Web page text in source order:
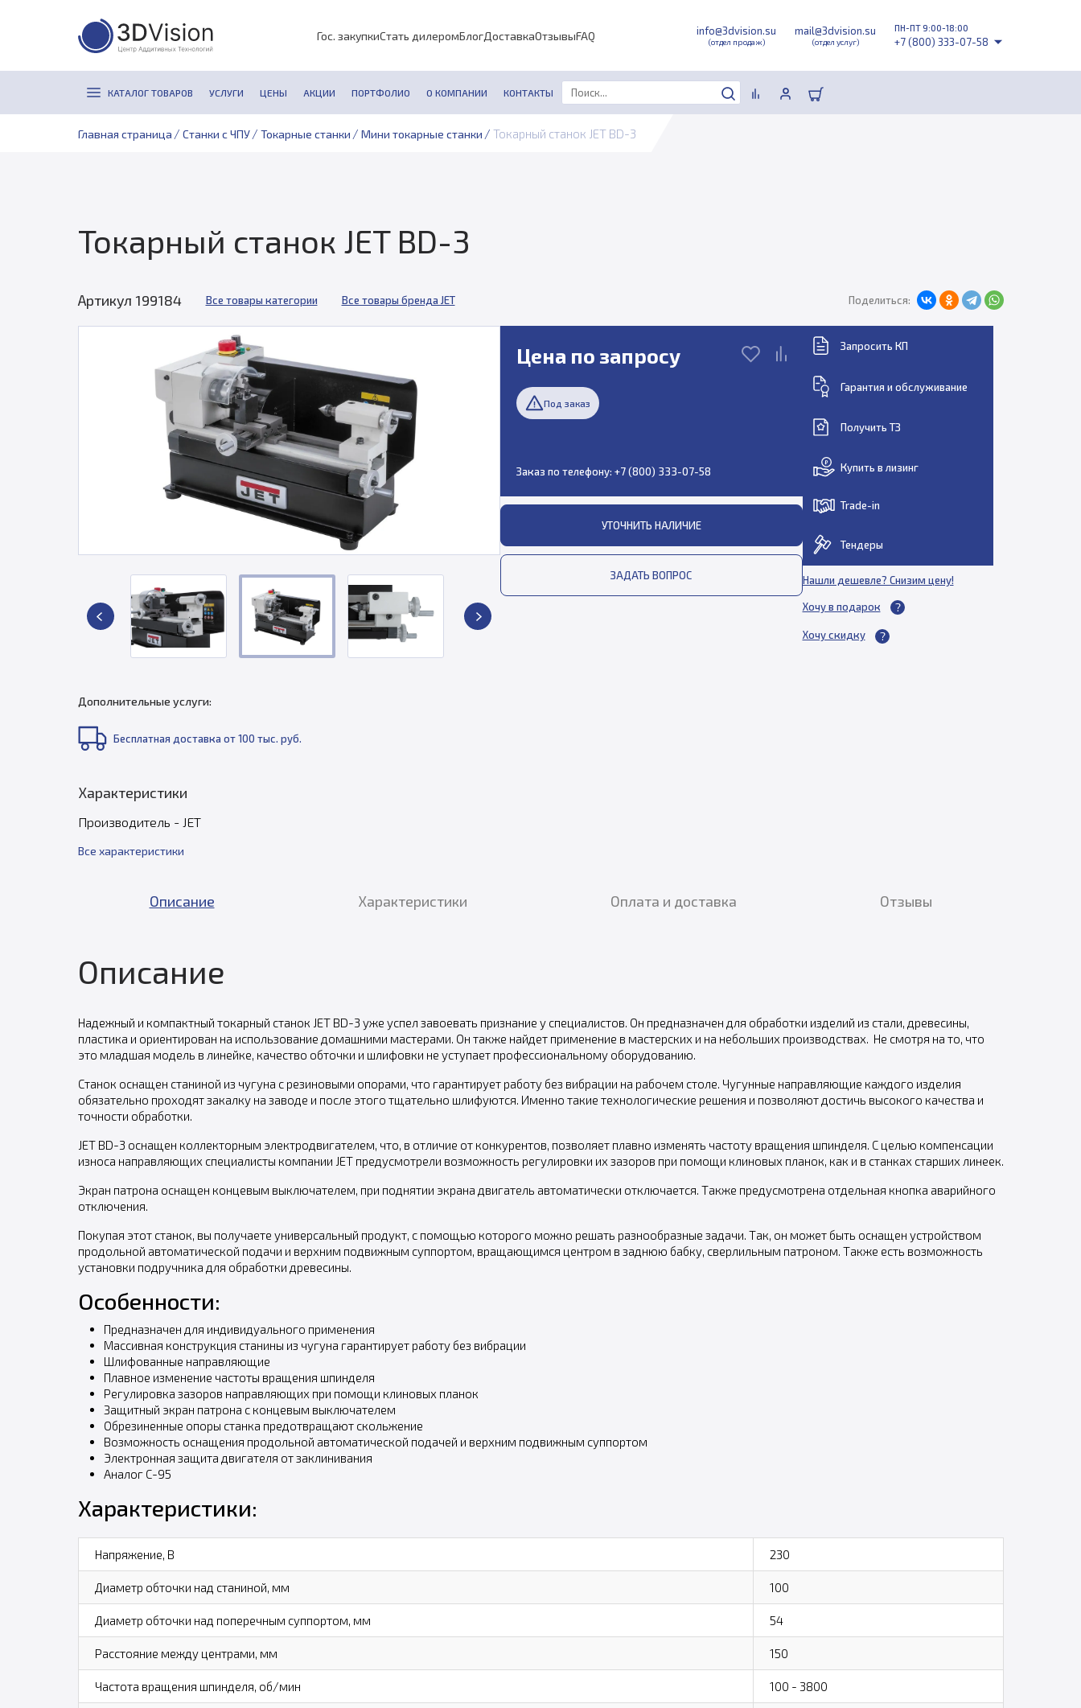
Гос. закупкиСтать дилеромБлогДоставкаОтзывыFAQ info@3dvision.su
(отдел продаж)
mail@3dvision.su
(отдел услуг)
ПН-ПТ 9:00-18:00
+7 (800) 333-07-58
КАТАЛОГ ТОВАРОВ УСЛУГИ ЦЕНЫ АКЦИИ ПОРТФОЛИО О КОМПАНИИ КОНТАКТЫ
Главная страница / Станки с ЧПУ / Токарные станки / Мини токарные станки / Токарный станок JET BD-3
Токарный станок JET BD-3
Артикул 199184 Все товары категории Все товары бренда JET Поделиться:
Цена по запросу
Под заказ
Заказ по телефону: +7 (800) 333-07-58
УТОЧНИТЬ НАЛИЧИЕ
ЗАДАТЬ ВОПРОС
Запросить КП
Гарантия и обслуживание
Получить ТЗ
Купить в лизинг
Trade-in
Тендеры
Нашли дешевле? Снизим цену!
Хочу в подарок
Хочу скидку
Дополнительные услуги:
Бесплатная доставка от 100 тыс. руб.
Характеристики
Производитель - JET
Все характеристики
Описание Характеристики Оплата и доставка Отзывы
Описание
Надежный и компактный токарный станок JET BD-3 уже успел завоевать признание у специалистов. Он предназначен для обработки изделий из стали, древесины,
пластика и ориентирован на использование домашними мастерами. Он также найдет применение в мастерских и на небольших производствах. Не смотря на то, что
это младшая модель в линейке, качество обточки и шлифовки не уступает профессиональному оборудованию.
Станок оснащен станиной из чугуна с резиновыми опорами, что гарантирует работу без вибрации на рабочем столе. Чугунные направляющие каждого изделия
обязательно проходят закалку на заводе и после этого тщательно шлифуются. Именно такие технологические решения и позволяют достичь высокого качества и
точности обработки.
JET BD-3 оснащен коллекторным электродвигателем, что, в отличие от конкурентов, позволяет плавно изменять частоту вращения шпинделя. С целью компенсации
износа направляющих специалисты компании JET предусмотрели возможность регулировки их зазоров при помощи клиновых планок, как и в станках старших линеек.
Экран патрона оснащен концевым выключателем, при поднятии экрана двигатель автоматически отключается. Также предусмотрена отдельная кнопка аварийного
отключения.
Покупая этот станок, вы получаете универсальный продукт, с помощью которого можно решать разнообразные задачи. Так, он может быть оснащен устройством
продольной автоматической подачи и верхним подвижным суппортом, вращающимся центром в заднюю бабку, сверлильным патроном. Также есть возможность
установки подручника для обработки древесины.
Особенности:
Предназначен для индивидуального применения
Массивная конструкция станины из чугуна гарантирует работу без вибрации
Шлифованные направляющие
Плавное изменение частоты вращения шпинделя
Регулировка зазоров направляющих при помощи клиновых планок
Защитный экран патрона с концевым выключателем
Обрезиненные опоры станка предотвращают скольжение
Возможность оснащения продольной автоматической подачей и верхним подвижным суппортом
Электронная защита двигателя от заклинивания
Аналог С-95
Характеристики:
Напряжение, В 230
Диаметр обточки над станиной, мм 100
Диаметр обточки над поперечным суппортом, мм 54
Расстояние между центрами, мм 150
Частота вращения шпинделя, об/мин 100 - 3800